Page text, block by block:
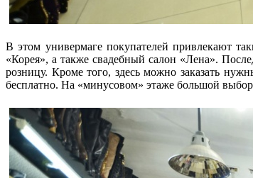
В этом универмаге покупателей привлекают
«Корея», а также свадебный салон «Лена».
розницу. Кроме того, здесь можно заказать
бесплатно. На «минусовом» этаже большой